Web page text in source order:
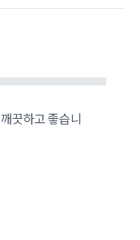
끗하고 좋습니